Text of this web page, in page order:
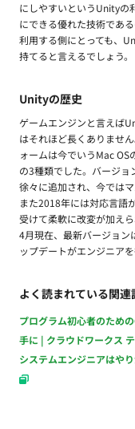
にしやすいというUnityの
にできる優れた技術であ
利用する側にとっても、
持てると言えるでしょう。
Unityの歴史
ゲームエンジンと言えば
はそれほど長くありませ
ォームは今でいうMac
の3種類でした。バージョ
徐々に追加され、今では
また2018年には対応言語
受けて柔軟に改変が加え
4月現在、最新バージョ
ップデートがエンジニア
よく読まれている関連
プログラム初心者のため
手に | クラウドワークス
システムエンジニアはや